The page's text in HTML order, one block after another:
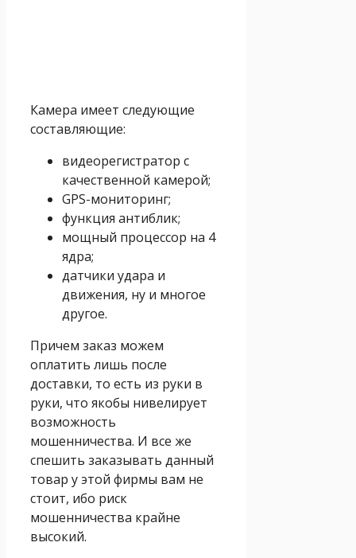
Камера имеет следующие
составляющие:
видеорегистратор с
качественной камерой;
GPS-мониторинг;
функция антиблик;
мощный процессор на 4
ядра;
датчики удара и
движения, ну и многое
другое.
Причем заказ можем
оплатить лишь после
доставки, то есть из руки в
руки, что якобы нивелирует
возможность
мошенничества. И все же
спешить заказывать данный
товар у этой фирмы вам не
стоит, ибо риск
мошенничества крайне
высокий.